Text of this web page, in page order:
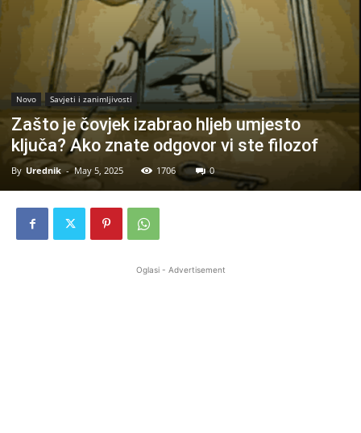
Novo Savjeti i zanimljivosti
Zašto je čovjek izabrao hljeb umjesto
ključa? Ako znate odgovor vi ste filozof
By Urednik - May 5, 2025 1706 0
Oglasi - Advertisement